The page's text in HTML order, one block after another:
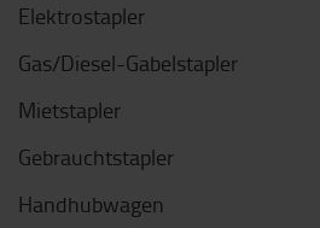
Elektrostapler
Gas/Diesel-Gabelstapler
Mietstapler
Gebrauchtstapler
Handhubwagen